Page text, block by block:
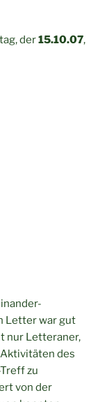
der15.10.07,
Letter war gut
nur Letteraner,
des
zu
von der